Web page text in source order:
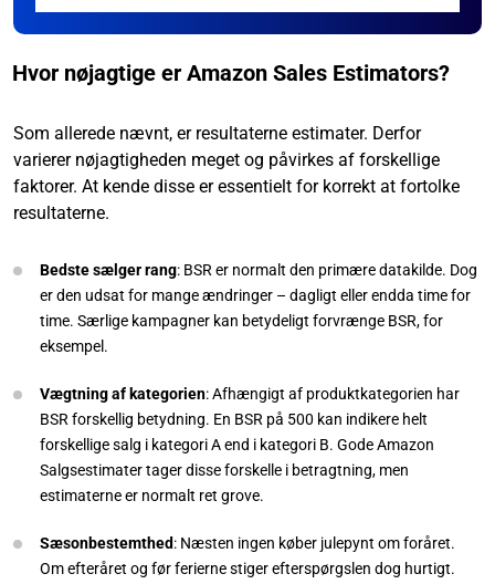
Hvor nøjagtige er Amazon Sales Estimators?
Som allerede nævnt, er resultaterne estimater. Derfor
varierer nøjagtigheden meget og påvirkes af forskellige
faktorer. At kende disse er essentielt for korrekt at fortolke
resultaterne.
Bedste sælger rang: BSR er normalt den primære datakilde. Dog
er den udsat for mange ændringer – dagligt eller endda time for
time. Særlige kampagner kan betydeligt forvrænge BSR, for
eksempel.
Vægtning af kategorien: Afhængigt af produktkategorien har
BSR forskellig betydning. En BSR på 500 kan indikere helt
forskellige salg i kategori A end i kategori B. Gode Amazon
Salgsestimater tager disse forskelle i betragtning, men
estimaterne er normalt ret grove.
Sæsonbestemthed: Næsten ingen køber julepynt om foråret.
Om efteråret og før ferierne stiger efterspørgslen dog hurtigt.